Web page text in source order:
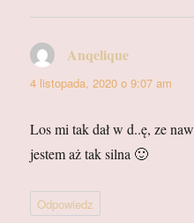
Anqelique
4 listopada, 2020 o 9:07 am
Los mi tak dał w d..ę, ze
jestem aż tak silna 🙂
Odpowiedz